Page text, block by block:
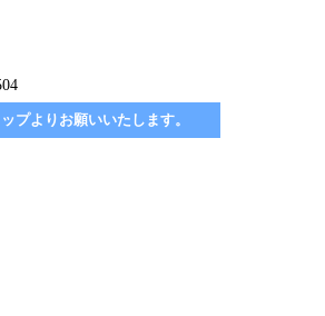
プよりお願いいたします。